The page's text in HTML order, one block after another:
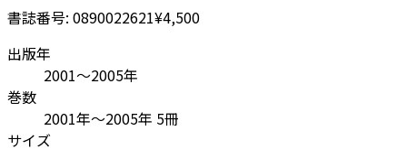
書誌番号: 0890022621¥4,500
出版年
2001～2005年
巻数
2001年〜2005年 5冊
サイズ